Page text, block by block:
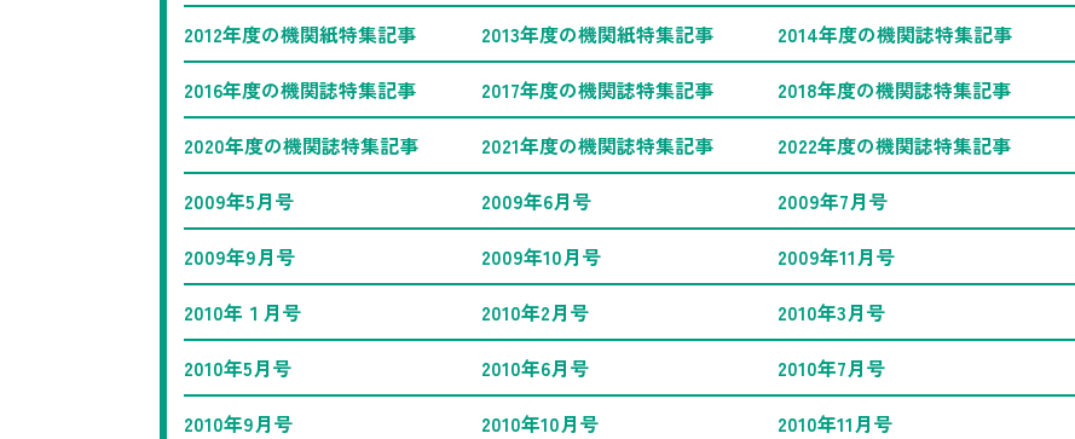
2012年度の機関紙特集記事
2013年度の機関紙特集記事 2014年度の機関誌特集記事
2016年度の機関誌特集記事
2017年度の機関誌特集記事 2018年度の機関誌特集記事
2020年度の機関誌特集記事
2021年度の機関誌特集記事 2022年度の機関誌特集記事
2009年5月号
2009年6月号 2009年7月号
2009年9月号
2009年10月号 2009年11月号
2010年１月号
2010年2月号 2010年3月号
2010年5月号
2010年6月号 2010年7月号
2010年9月号
2010年10月号 2010年11月号